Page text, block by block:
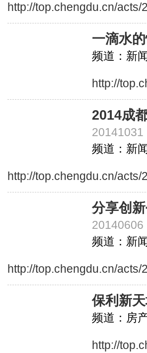
http://top.chengdu.cn/acts/
一滴水
频道：新
http://
2014成
20141031
频道：新
http://top.chengdu.cn/
分享创
20140606
频道：新
http://top.chengdu.cn/
保利新
频道：房
http://